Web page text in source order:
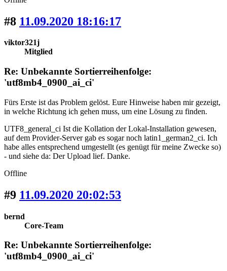
#8 11.09.2020 18:16:17
viktor321j
Mitglied
Re: Unbekannte Sortierreihenfolge:
'utf8mb4_0900_ai_ci'
Fürs Erste ist das Problem gelöst. Eure Hinweise haben mir gezeigt,
in welche Richtung ich gehen muss, um eine Lösung zu finden.
UTF8_general_ci Ist die Kollation der Lokal-Installation gewesen,
auf dem Provider-Server gab es sogar noch latin1_german2_ci. Ich
habe alles entsprechend umgestellt (es genügt für meine Zwecke so)
- und siehe da: Der Upload lief. Danke.
Offline
#9 11.09.2020 20:02:53
bernd
Core-Team
Re: Unbekannte Sortierreihenfolge:
'utf8mb4_0900_ai_ci'